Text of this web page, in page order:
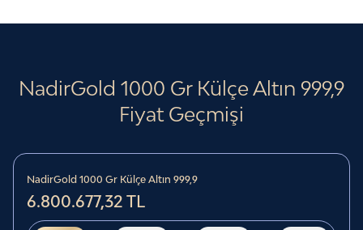
NadirGold 1000 Gr Külçe Altın 999‚9
Fiyat Geçmişi
NadirGold 1000 Gr Külçe Altın 999‚9
6.800.677,32 TL